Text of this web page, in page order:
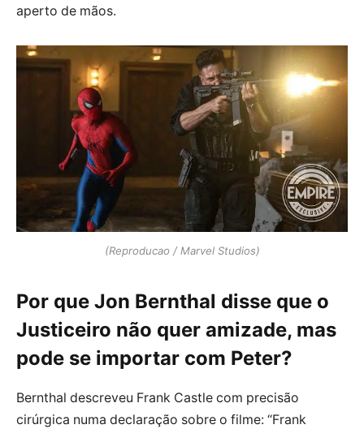
aperto de mãos.
(Reproducao / Marvel Studios)
Por que Jon Bernthal disse que o
Justiceiro não quer amizade, mas
pode se importar com Peter?
Bernthal descreveu Frank Castle com precisão
cirúrgica numa declaração sobre o filme: “Frank